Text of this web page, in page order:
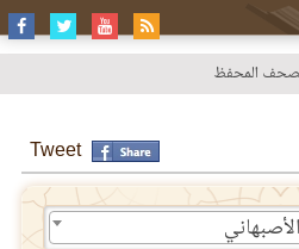
المحفظ
Tweet